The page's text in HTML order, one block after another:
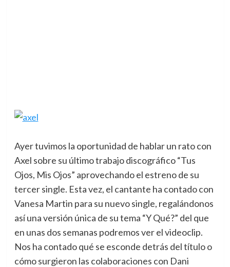
Ayer tuvimos la oportunidad de hablar un rato con
Axel sobre su último trabajo discográfico “Tus
Ojos, Mis Ojos” aprovechando el estreno de su
tercer single. Esta vez, el cantante ha contado con
Vanesa Martin para su nuevo single, regalándonos
así una versión única de su tema “Y Qué?” del que
en unas dos semanas podremos ver el videoclip.
Nos ha contado qué se esconde detrás del título o
cómo surgieron las colaboraciones con Dani